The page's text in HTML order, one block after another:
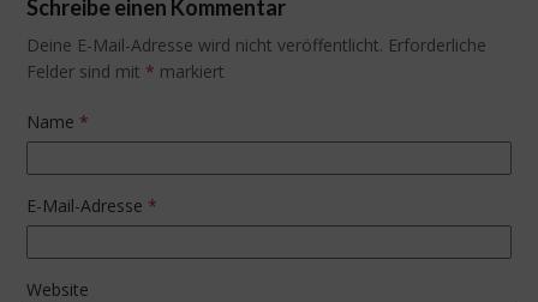
Schreibe einen Kommentar
Deine E-Mail-Adresse wird nicht veröffentlicht. Erforderliche
Felder sind mit * markiert
Name *
E-Mail-Adresse *
Website